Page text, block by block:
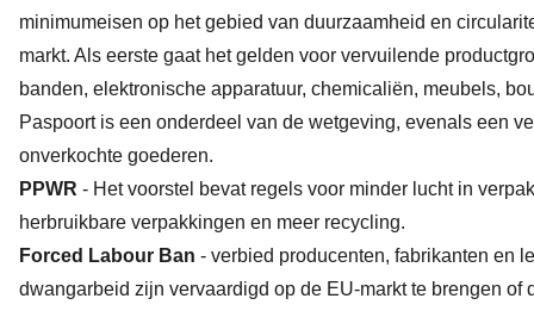
minimumeisen op het gebied van duurzaamheid en
markt. Als eerste gaat het gelden voor vervuilende
banden, elektronische apparatuur, chemicaliën, meubels,
Paspoort is een onderdeel van de wetgeving, evenals een
onverkochte goederen.
PPWR - Het voorstel bevat regels voor minder lucht in
herbruikbare verpakkingen en meer recycling.
Forced Labour Ban - verbied producenten, fabrikanten en
dwangarbeid zijn vervaardigd op de EU-markt te brengen